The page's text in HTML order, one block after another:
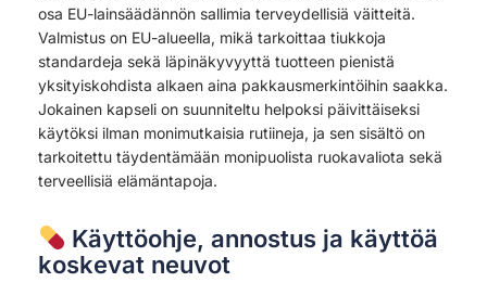
osa EU-lainsäädännön sallimia terveydellisiä väitteitä.
Valmistus on EU-alueella, mikä tarkoittaa tiukkoja
standardeja sekä läpinäkyvyyttä tuotteen pienistä
yksityiskohdista alkaen aina pakkausmerkintöihin saakka.
Jokainen kapseli on suunniteltu helpoksi päivittäiseksi
käytöksi ilman monimutkaisia rutiineja, ja sen sisältö on
tarkoitettu täydentämään monipuolista ruokavaliota sekä
terveellisiä elämäntapoja.
Käyttöohje, annostus ja käyttöä
koskevat neuvot